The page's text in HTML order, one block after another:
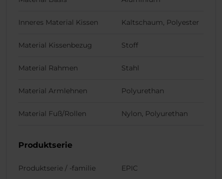
Inneres Material Kissen Kaltschaum, Polyester
Material Kissenbezug Stoff
Material Rahmen Stahl
Material Armlehnen Polyurethan
Material Fuß/Rollen Nylon, Polyurethan
Produktserie
Produktserie / -familie EPIC